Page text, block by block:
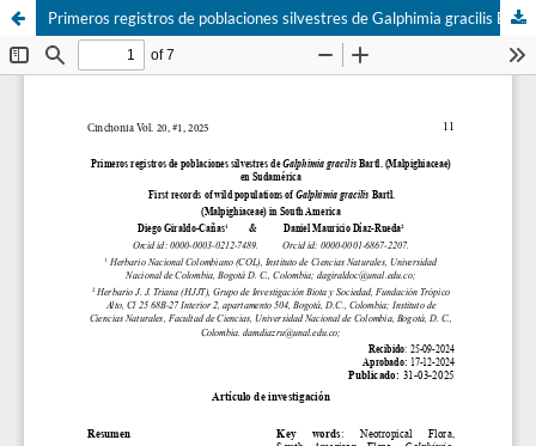
Primeros registros de poblaciones silvestres de Galphimia gracilis Bartl. (Malpighiaceae) en Sudamérica.